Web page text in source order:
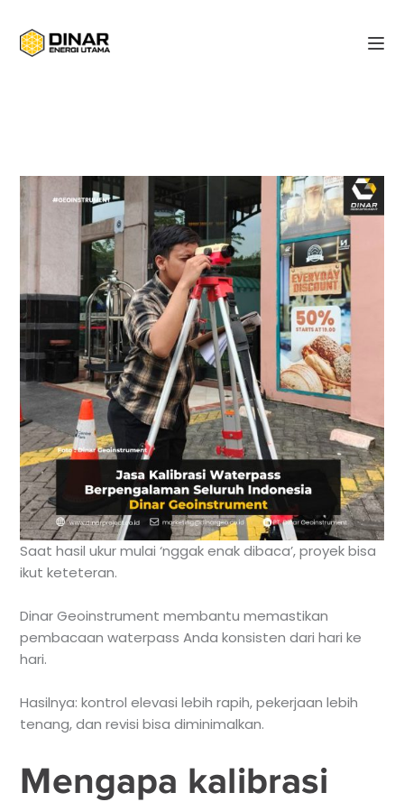
Saat hasil ukur mulai ‘nggak enak dibaca’, proyek bisa
ikut keteteran.
Dinar Geoinstrument membantu memastikan
pembacaan waterpass Anda konsisten dari hari ke
hari.
Hasilnya: kontrol elevasi lebih rapih, pekerjaan lebih
tenang, dan revisi bisa diminimalkan.
Mengapa kalibrasi